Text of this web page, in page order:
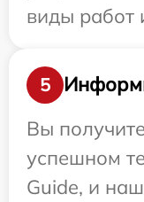
виды работ
5
Вы
успешном
Guide, и